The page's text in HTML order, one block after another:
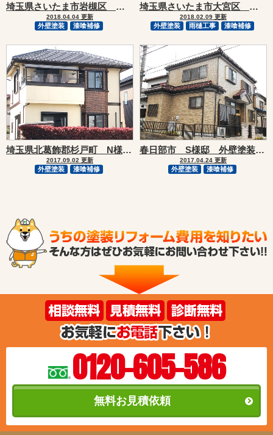
埼玉県さいたま市岩槻区 Ｔ様邸外壁塗装リフォーム事例
2018.04.04 更新
外壁塗装 漆喰補修
埼玉県さいたま市大宮区 Ｓ様邸外壁塗装リフォーム事例
2018.02.09 更新
外壁塗装 雨樋工事 漆喰補修
埼玉県北葛飾郡杉戸町 N様邸 外壁塗装・漆喰補修リフォーム事例
2017.09.02 更新
外壁塗装 漆喰補修
春日部市 S様邸 外壁塗装リフォーム事例
2017.04.24 更新
外壁塗装 漆喰補修
0120-605-586
無料お見積依頼